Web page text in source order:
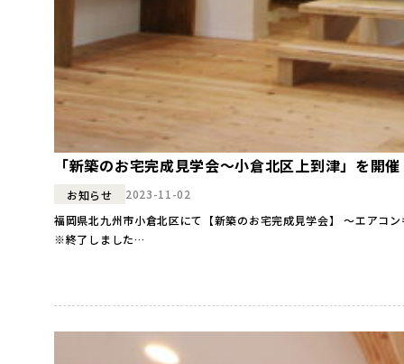
「新築のお宅完成見学会～小倉北区上到津」を開
お知らせ
2023-11-02
福岡県北九州市小倉北区にて【新築のお宅完成見学会】 ～エアコンも風も見えないから気持ちいい…。 “どこにいてもあたたかい！『全館暖冷房の家』完成見学会”を開催します！ ●日時●
※終了しました…